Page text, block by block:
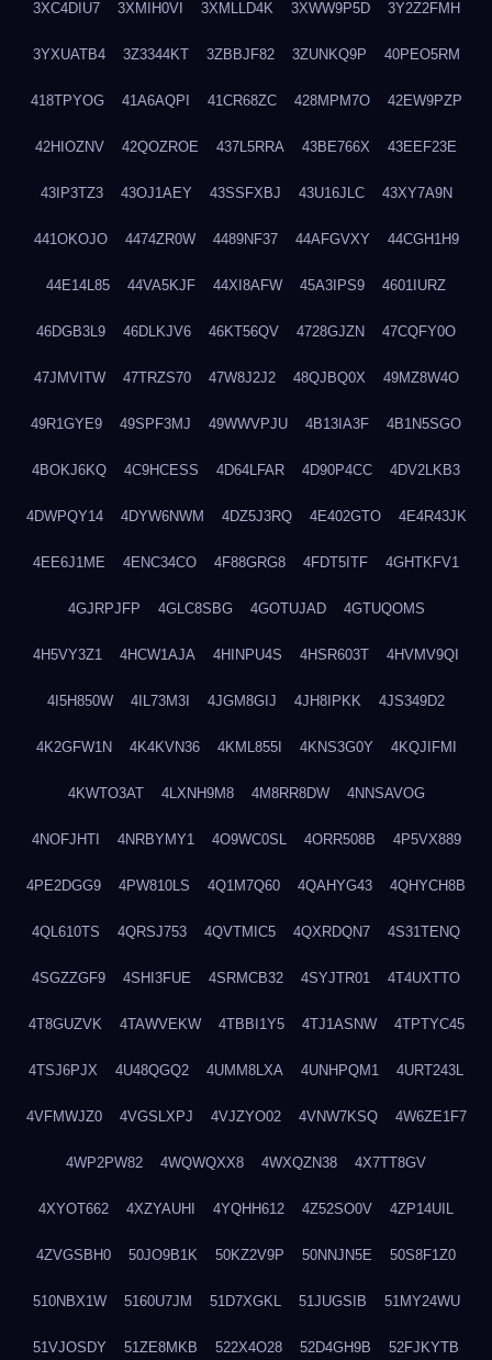
3XC4DIU7 3XMIH0VI 3XMLLD4K 3XWW9P5D 3Y2Z2FMH
3YXUATB4 3Z3344KT 3ZBBJF82 3ZUNKQ9P 40PEO5RM
418TPYOG 41A6AQPI 41CR68ZC 428MPM7O 42EW9PZP
42HIOZNV 42QOZROE 437L5RRA 43BE766X 43EEF23E
43IP3TZ3 43OJ1AEY 43SSFXBJ 43U16JLC 43XY7A9N
441OKOJO 4474ZR0W 4489NF37 44AFGVXY 44CGH1H9
44E14L85 44VA5KJF 44XI8AFW 45A3IPS9 4601IURZ
46DGB3L9 46DLKJV6 46KT56QV 4728GJZN 47CQFY0O
47JMVITW 47TRZS70 47W8J2J2 48QJBQ0X 49MZ8W4O
49R1GYE9 49SPF3MJ 49WWVPJU 4B13IA3F 4B1N5SGO
4BOKJ6KQ 4C9HCESS 4D64LFAR 4D90P4CC 4DV2LKB3
4DWPQY14 4DYW6NWM 4DZ5J3RQ 4E402GTO 4E4R43JK
4EE6J1ME 4ENC34CO 4F88GRG8 4FDT5ITF 4GHTKFV1
4GJRPJFP 4GLC8SBG 4GOTUJAD 4GTUQOMS
4H5VY3Z1 4HCW1AJA 4HINPU4S 4HSR603T 4HVMV9QI
4I5H850W 4IL73M3I 4JGM8GIJ 4JH8IPKK 4JS349D2
4K2GFW1N 4K4KVN36 4KML855I 4KNS3G0Y 4KQJIFMI
4KWTO3AT 4LXNH9M8 4M8RR8DW 4NNSAVOG
4NOFJHTI 4NRBYMY1 4O9WC0SL 4ORR508B 4P5VX889
4PE2DGG9 4PW810LS 4Q1M7Q60 4QAHYG43 4QHYCH8B
4QL610TS 4QRSJ753 4QVTMIC5 4QXRDQN7 4S31TENQ
4SGZZGF9 4SHI3FUE 4SRMCB32 4SYJTR01 4T4UXTTO
4T8GUZVK 4TAWVEKW 4TBBI1Y5 4TJ1ASNW 4TPTYC45
4TSJ6PJX 4U48QGQ2 4UMM8LXA 4UNHPQM1 4URT243L
4VFMWJZ0 4VGSLXPJ 4VJZYO02 4VNW7KSQ 4W6ZE1F7
4WP2PW82 4WQWQXX8 4WXQZN38 4X7TT8GV
4XYOT662 4XZYAUHI 4YQHH612 4Z52SO0V 4ZP14UIL
4ZVGSBH0 50JO9B1K 50KZ2V9P 50NNJN5E 50S8F1Z0
510NBX1W 5160U7JM 51D7XGKL 51JUGSIB 51MY24WU
51VJOSDY 51ZE8MKB 522X4O28 52D4GH9B 52FJKYTB